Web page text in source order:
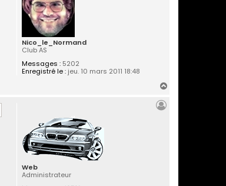
Nico_le_Normand
Club AS
Messages :5202
Enregistré le :jeu. 10 mars 2011 18:48
Web
Administrateur